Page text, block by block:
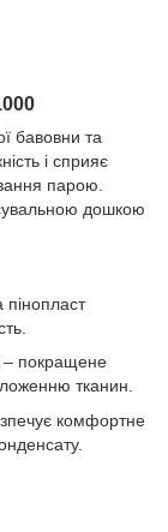
бавовни та
і сприяє
парою.
дошкою
пінопласт
– покращене
тканин.
комфортне